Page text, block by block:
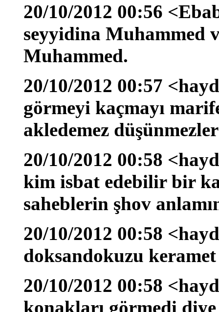
20/10/2012 00:56
seyyidina Muhammed
Muhammed.
20/10/2012 00:57
görmeyi kaçmayı
akledemez düşünmezler
20/10/2012 00:58
kim isbat edebilir bir
saheblerin şhov
20/10/2012 00:58
doksandokuzu
20/10/2012 00:58
konakları görmedi diye